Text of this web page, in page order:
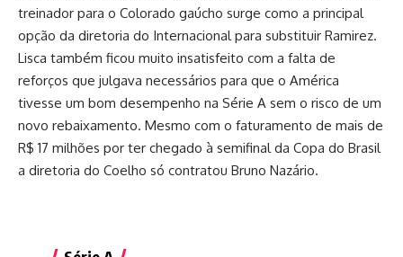
treinador para o Colorado gaúcho surge como a principal
opção da diretoria do Internacional para substituir Ramirez.
Lisca também ficou muito insatisfeito com a falta de
reforços que julgava necessários para que o América
tivesse um bom desempenho na Série A sem o risco de um
novo rebaixamento. Mesmo com o faturamento de mais de
R$ 17 milhões por ter chegado à semifinal da Copa do Brasil
a diretoria do Coelho só contratou Bruno Nazário.